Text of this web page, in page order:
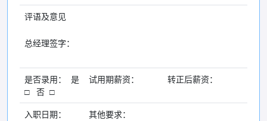
评语及意见
总经理签字：
是否录用： 是
□ 否 □
试用期薪资： 转正后薪资：
入职日期： 其他要求：